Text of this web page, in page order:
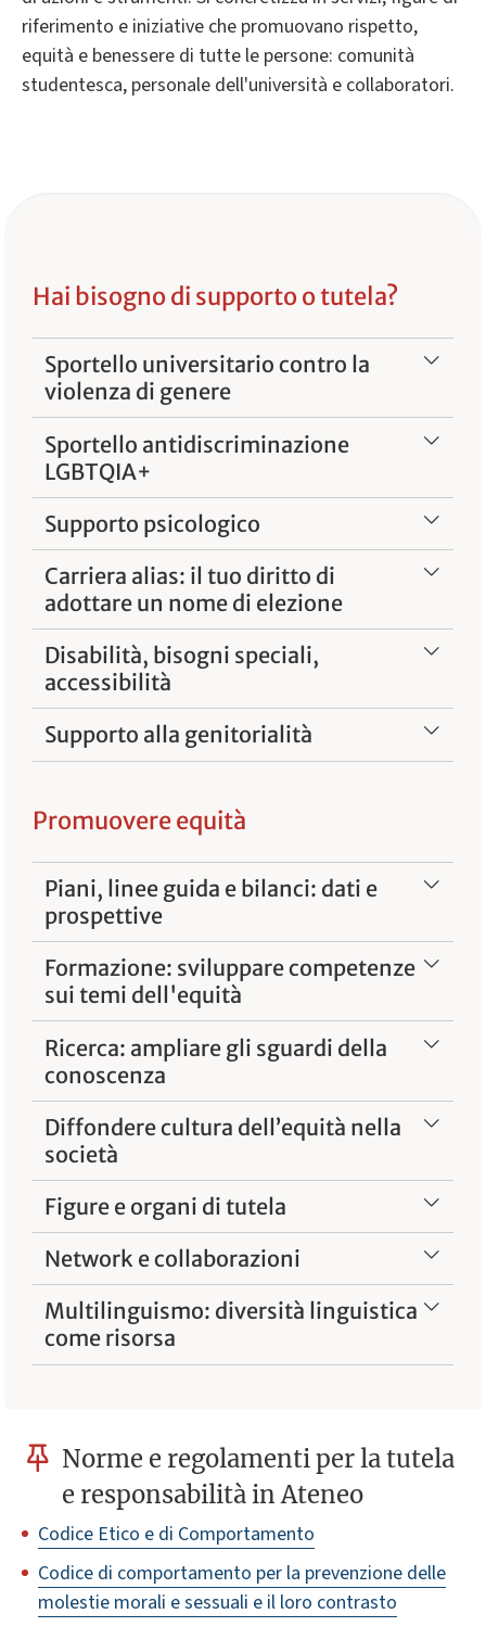
riferimento e iniziative che promuovano rispetto,
equità e benessere di tutte le persone: comunità
studentesca, personale dell'università e collaboratori.
Hai bisogno di supporto o tutela?
Sportello universitario contro la
violenza di genere
Sportello antidiscriminazione
LGBTQIA+
Supporto psicologico
Carriera alias: il tuo diritto di
adottare un nome di elezione
Disabilità, bisogni speciali,
accessibilità
Supporto alla genitorialità
Promuovere equità
Piani, linee guida e bilanci: dati e
prospettive
Formazione: sviluppare competenze
sui temi dell'equità
Ricerca: ampliare gli sguardi della
conoscenza
Diffondere cultura dell’equità nella
società
Figure e organi di tutela
Network e collaborazioni
Multilinguismo: diversità linguistica
come risorsa
Norme e regolamenti per la tutela
e responsabilità in Ateneo
Codice Etico e di Comportamento
Codice di comportamento per la prevenzione delle
molestie morali e sessuali e il loro contrasto